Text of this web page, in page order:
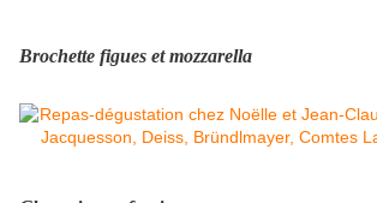
Brochette figues et mozzarella